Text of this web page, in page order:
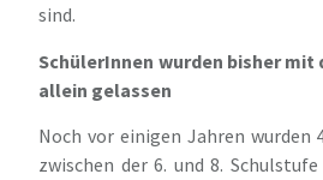
sind.
SchülerInnen wurden bisher mit
allein gelassen
Noch vor einigen Jahren wurden
zwischen der 6. und 8.